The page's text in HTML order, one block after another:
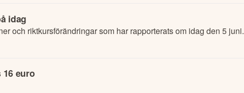
idag
och riktkursförändringar som har rapporterats om idag den 5 juni.
euro